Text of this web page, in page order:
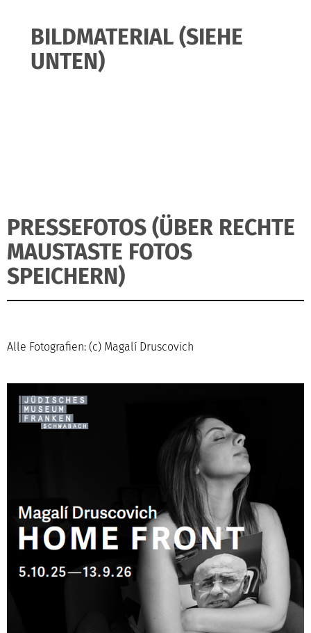
BILDMATERIAL (SIEHE
UNTEN)
PRESSEFOTOS (ÜBER RECHTE
MAUSTASTE FOTOS
SPEICHERN)
Alle Fotografien: (c) Magalí Druscovich